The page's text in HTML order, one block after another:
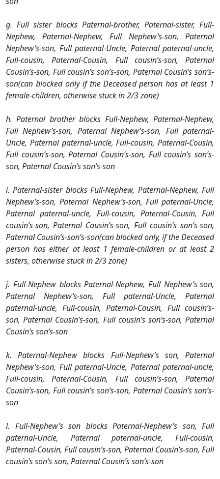
g. Full sister blocks Paternal-brother, Paternal-sister, Full-
Nephew, Paternal-Nephew, Full Nephew’s-son, Paternal
Nephew’s-son, Full paternal-Uncle, Paternal paternal-uncle,
Full-cousin, Paternal-Cousin, Full cousin’s-son, Paternal
Cousin’s-son, Full cousin’s son’s-son, Paternal Cousin’s son’s-
son(can blocked only if the Deceased person has at least 1
female-children, otherwise stuck in 2/3 zone)
h. Paternal brother blocks Full-Nephew, Paternal-Nephew,
Full Nephew’s-son, Paternal Nephew’s-son, Full paternal-
Uncle, Paternal paternal-uncle, Full-cousin, Paternal-Cousin,
Full cousin’s-son, Paternal Cousin’s-son, Full cousin’s son’s-
son, Paternal Cousin’s son’s-son
i. Paternal-sister blocks Full-Nephew, Paternal-Nephew, Full
Nephew’s-son, Paternal Nephew’s-son, Full paternal-Uncle,
Paternal paternal-uncle, Full-cousin, Paternal-Cousin, Full
cousin’s-son, Paternal Cousin’s-son, Full cousin’s son’s-son,
Paternal Cousin’s-son’s-son(can blocked only, if the Deceased
person has either at least 1 female-children or at least 2
sisters, otherwise stuck in 2/3 zone)
j. Full-Nephew blocks Paternal-Nephew, Full Nephew’s-son,
Paternal Nephew’s-son, Full paternal-Uncle, Paternal
paternal-uncle, Full-cousin, Paternal-Cousin, Full cousin’s-
son, Paternal Cousin’s-son, Full cousin’s son’s-son, Paternal
Cousin’s son’s-son
k. Paternal-Nephew blocks Full-Nephew’s son, Paternal
Nephew’s-son, Full paternal-Uncle, Paternal paternal-uncle,
Full-cousin, Paternal-Cousin, Full cousin’s-son, Paternal
Cousin’s-son, Full cousin’s son’s-son, Paternal Cousin’s son’s-
son
l. Full-Nephew’s son blocks Paternal-Nephew’s son, Full
paternal-Uncle, Paternal paternal-uncle, Full-cousin,
Paternal-Cousin, Full cousin’s-son, Paternal Cousin’s-son, Full
cousin’s son’s-son, Paternal Cousin’s son’s-son